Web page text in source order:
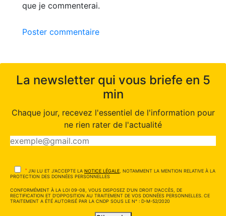
que je commenterai.
Poster commentaire
La newsletter qui vous briefe en 5
min
Chaque jour, recevez l'essentiel de l'information pour
ne rien rater de l'actualité
* J'AI LU ET J'ACCEPTE LA NOTICE LÉGALE , NOTAMMENT LA MENTION RELATIVE À LA
PROTECTION DES DONNÉES PERSONNELLES
CONFORMÉMENT À LA LOI 09-08, VOUS DISPOSEZ D'UN DROIT D'ACCÈS, DE
RECTIFICATION ET D'OPPOSITION AU TRAITEMENT DE VOS DONNÉES PERSONNELLES. CE
TRAITEMENT A ÉTÉ AUTORISÉ PAR LA CNDP SOUS LE N° : D-M-52/2020